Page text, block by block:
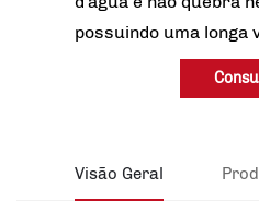
possuindo uma longa
Visão Geral